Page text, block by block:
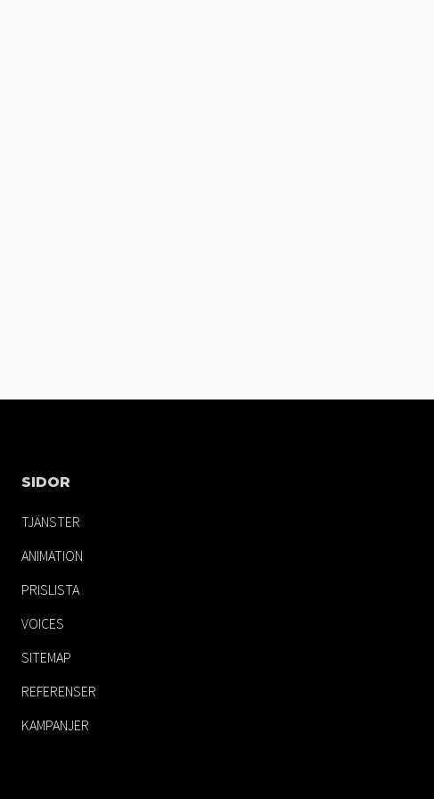
SIDOR
TJÄNSTER
ANIMATION
PRISLISTA
VOICES
SITEMAP
REFERENSER
KAMPANJER